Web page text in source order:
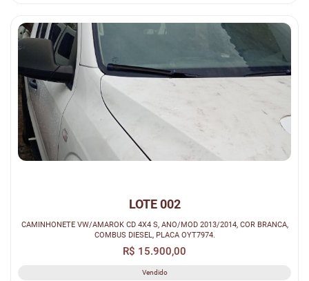
LOTE 002
CAMINHONETE VW/AMAROK CD 4X4 S, ANO/MOD 2013/2014, COR BRANCA,
COMBUS DIESEL, PLACA OYT7974.
R$ 15.900,00
Vendido